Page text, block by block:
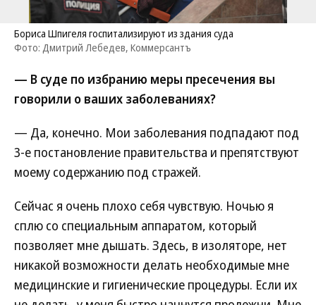
Бориса Шпигеля госпитализируют из здания суда
Фото: Дмитрий Лебедев, Коммерсантъ
— В суде по избранию меры пресечения вы
говорили о ваших заболеваниях?
— Да, конечно. Мои заболевания подпадают под
3-е постановление правительства и препятствуют
моему содержанию под стражей.
Сейчас я очень плохо себя чувствую. Ночью я
сплю со специальным аппаратом, который
позволяет мне дышать. Здесь, в изоляторе, нет
никакой возможности делать необходимые мне
медицинские и гигиенические процедуры. Если их